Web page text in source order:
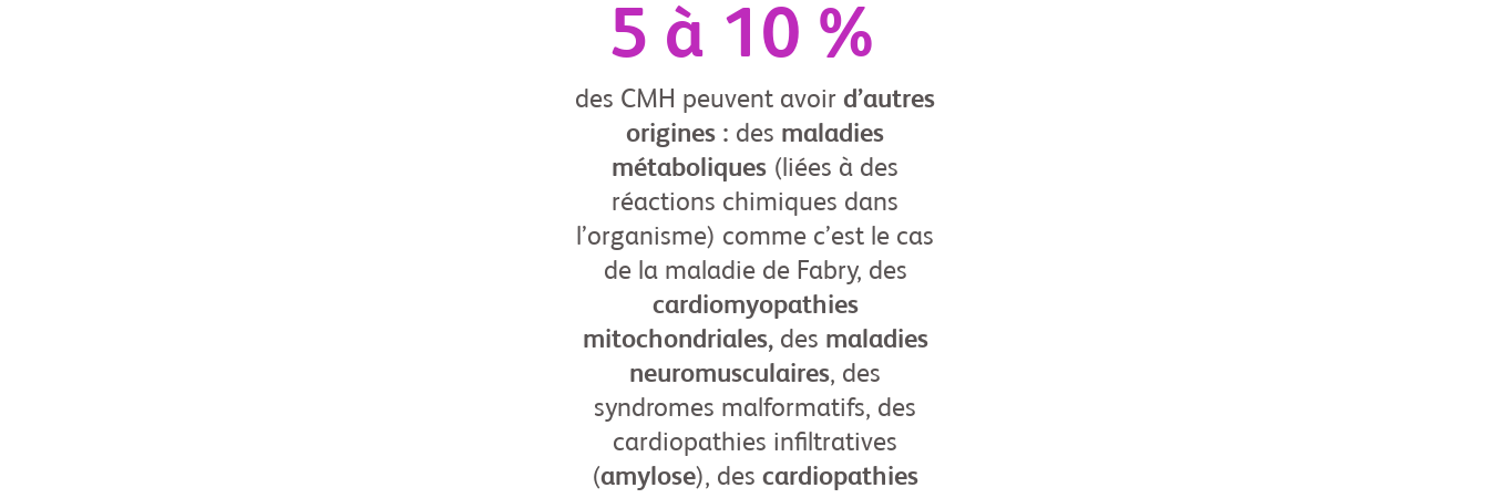
5 à 10 %
des CMH peuvent avoird’autres
origines : des maladies
métaboliques (liées à des
réactions chimiques dans
l’organisme) comme c’est le cas
de la maladie de Fabry, des
cardiomyopathies
mitochondriales, des maladies
neuromusculaires, des
syndromes malformatifs, des
cardiopathies infiltratives
(amylose), descardiopathies